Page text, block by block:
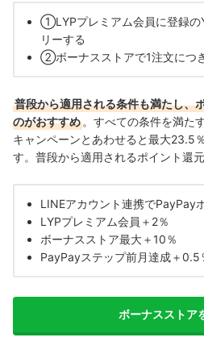
①LYPプレミアム会員に登録
リーする
②ボーナスストアで1注文につ
普段から適用される条件も満たし、
のがおすすめ 。すべての条件を満た
キャンペーンとあわせると最大23.5
す。普段から適用されるポイント還
LINEアカウント連携でPayPay
LYPプレミアム会員＋2％
ボーナスストア最大＋10％
PayPayステップ前月達成＋0.5
ボーナスストア